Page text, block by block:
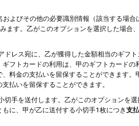
びその他の必要識別情報（該当する場合
ます。乙がこのオプションを選択した場合
レス宛に、乙が獲得した金額相当のギフト
フトカードの利用は、甲のギフトカードの
料金の支払いを留保することができます。
払いを留保することができます。
手を送付します。乙がこのオプションを選
に、甲が乙に送付する小切手1枚につき支